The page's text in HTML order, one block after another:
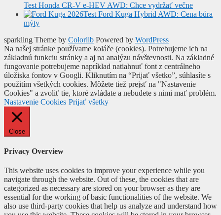
Test Honda CR-V e-HEV AWD: Chce vydržať večne
Test Ford Kuga Hybrid AWD: Cena búra
mýty
sparkling Theme by Colorlib Powered by WordPress
Na našej stránke používame koláče (cookies). Potrebujeme ich na
základnú funkciu stránky a aj na analýzu návštevnosti. Na základné
fungovanie potrebujeme napríklad natiahnuť font z centrálneho
úložiska fontov v Googli. Kliknutím na “Prijať všetko”, súhlasíte s
použitím všetkých cookies. Môžete tiež prejsť na "Nastavenie
Cookies" a zvoliť tie, ktoré zvládate a nebudete s nimi mať problém.
Nastavenie Cookies Prijať všetky
Close
Privacy Overview
This website uses cookies to improve your experience while you
navigate through the website. Out of these, the cookies that are
categorized as necessary are stored on your browser as they are
essential for the working of basic functionalities of the website. We
also use third-party cookies that help us analyze and understand how